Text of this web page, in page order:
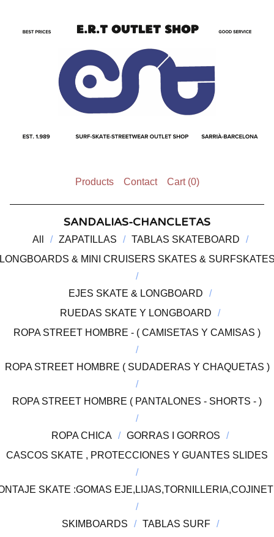
Products Contact Cart (0)
SANDALIAS-CHANCLETAS
All ZAPATILLAS
TABLAS SKATEBOARD
& MINI CRUISERS SKATES &
EJES SKATE & LONGBOARD
RUEDAS SKATE Y LONGBOARD
ROPA STREET HOMBRE - ( CAMISETAS Y CAMISAS )
ROPA STREET HOMBRE ( SUDADERAS Y CHAQUETAS )
ROPA STREET HOMBRE ( PANTALONES - SHORTS - )
ROPA CHICA
GORRAS I GORROS
CASCOS SKATE , PROTECCIONES Y GUANTES SLIDES
SKATE :GOMAS
SKIMBOARDS
TABLAS SURF